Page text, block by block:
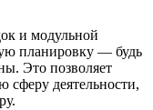
и модульной
планировку — будь
Это позволяет
сферу деятельности,